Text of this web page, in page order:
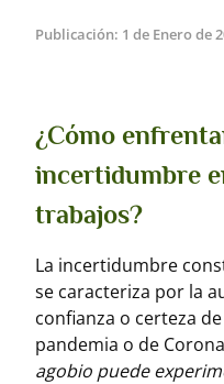
Publicación: 1 de Enero de
¿Cómo
incertidumbre
trabajos?
La incertidumbre
se caracteriza por la
confianza o certeza
pandemia o de
agobio puede